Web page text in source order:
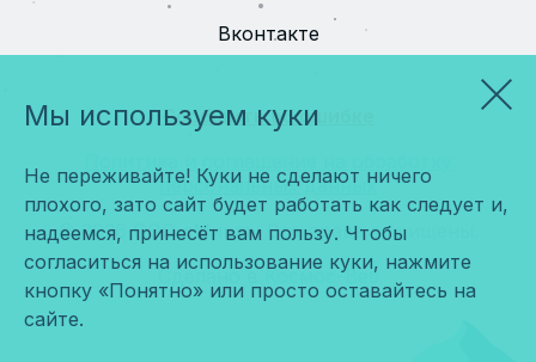
Вконтакте
Сообщить об ошибке
Политика и соглашение на обработку
персональных данных
© 2026 ООО «Мира». Все права защищены.
Сделано в Космос-Веб
Мы используем куки
Не переживайте! Куки не сделают ничего
плохого, зато сайт будет работать как следует и,
надеемся, принесёт вам пользу. Чтобы
согласиться на использование куки, нажмите
кнопку «Понятно» или просто оставайтесь на
сайте.